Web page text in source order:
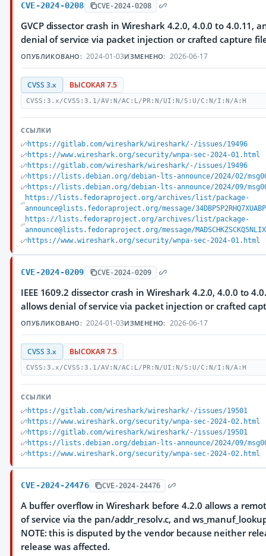
CVE-2024-0208 CVE-2024-0208
GVCP dissector crash in Wireshark 4.2.0, 4.0.0 to 4.0.11,
denial of service via packet injection or crafted capture
ОПУБЛИКОВАНО: 2024-01-03ИЗМЕНЕНО: 2026-06-17
CVSS 3.x ВЫСОКАЯ 7.5
CVSS:3.x/CVSS:3.1/AV:N/AC:L/PR:N/UI:N/S:U/C:N/I:N/A:H
ССЫЛКИ
https://gitlab.com/wireshark/wireshark/-/issues/19496
https://www.wireshark.org/security/wnpa-sec-2024-01.html
https://gitlab.com/wireshark/wireshark/-/issues/19496
https://lists.debian.org/debian-lts-announce/2024/02/
https://lists.debian.org/debian-lts-announce/2024/09/
https://lists.fedoraproject.org/archives/list/package-
announce@lists.fedoraproject.org/message/
https://lists.fedoraproject.org/archives/list/package-
announce@lists.fedoraproject.org/message/
https://www.wireshark.org/security/wnpa-sec-2024-01.html
CVE-2024-0209 CVE-2024-0209
IEEE 1609.2 dissector crash in Wireshark 4.2.0, 4.0.0 to
allows denial of service via packet injection or crafted
ОПУБЛИКОВАНО: 2024-01-03ИЗМЕНЕНО: 2026-06-17
CVSS 3.x ВЫСОКАЯ 7.5
CVSS:3.x/CVSS:3.1/AV:N/AC:L/PR:N/UI:N/S:U/C:N/I:N/A:H
ССЫЛКИ
https://gitlab.com/wireshark/wireshark/-/issues/19501
https://www.wireshark.org/security/wnpa-sec-2024-02.html
https://gitlab.com/wireshark/wireshark/-/issues/19501
https://lists.debian.org/debian-lts-announce/2024/09/
https://www.wireshark.org/security/wnpa-sec-2024-02.html
CVE-2024-24476 CVE-2024-24476
A buffer overflow in Wireshark before 4.2.0 allows a
of service via the pan/addr_resolv.c, and
NOTE: this is disputed by the vendor because neither
release was affected.